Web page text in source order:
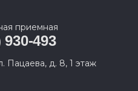
приемная
930-493
Пацаева, д. 8, 1 этаж